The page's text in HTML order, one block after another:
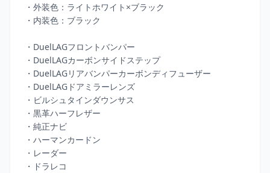
・外装色：ライトホワイト×ブラック
・内装色：ブラック
・DuelLAGフロントバンパー
・DuelLAGカーボンサイドステップ
・DuelLAGリアバンパーカーボンディフューザー
・DuelLAGドアミラーレンズ
・ビルシュタインダウンサス
・黒革ハーフレザー
・純正ナビ
・ハーマンカードン
・レーダー
・ドラレコ